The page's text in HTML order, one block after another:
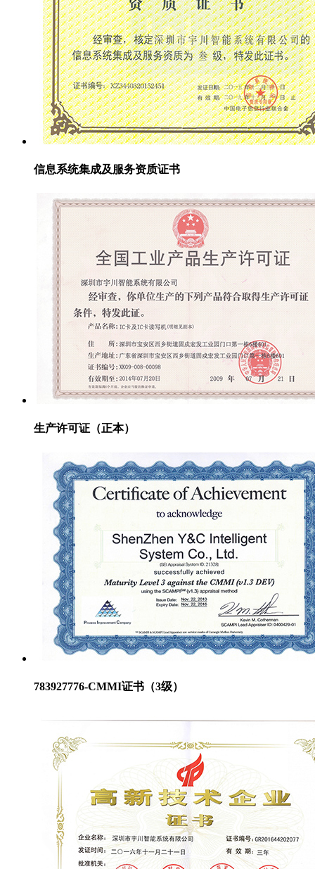
信息系统集成及服务资质证书
生产许可证（正本）
783927776-CMMI证书（3级）